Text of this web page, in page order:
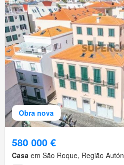
Obra nova
580 000 €
Casa em São Roque, Região